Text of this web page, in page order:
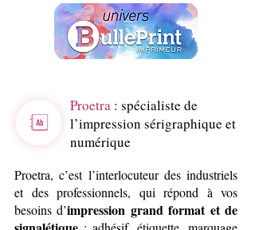
Proetra : spécialiste de
l’impression sérigraphique et
numérique
Proetra, c’est l’interlocuteur des industriels
et des professionnels, qui répond à vos
besoins d’impression grand format et de